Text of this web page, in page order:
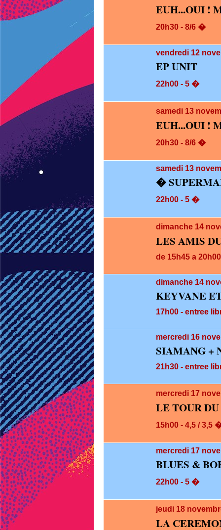
EUH...OUI !
20h30 - 8/6 �
vendredi 12
EP UNIT
22h00 - 5 �
samedi 13
EUH...OUI !
20h30 - 8/6 �
samedi 13
�
22h00 - 5 �
dimanche 14
LES AMIS
de 15h45 a
dimanche 14
KEYVANE
17h00 - entree
mercredi 16
SIAMANG +
21h30 - entree
mercredi 17
LE TOUR
15h00 - 4,5 / 3,5
mercredi 17
BLUES &
22h00 - 5 �
jeudi 18
LA